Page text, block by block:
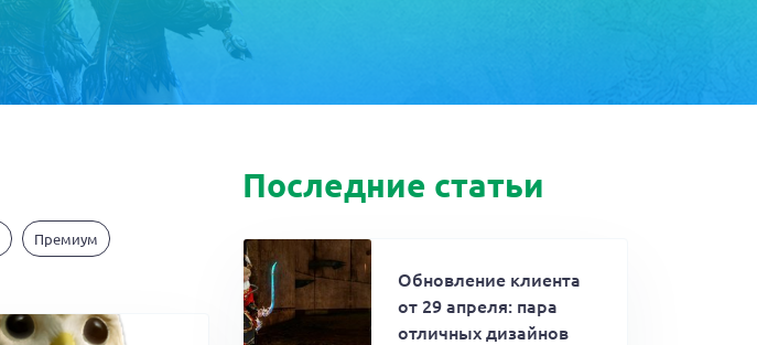
Премиум
Последние статьи
Обновление клиента
от 29 апреля: пара
отличных дизайнов